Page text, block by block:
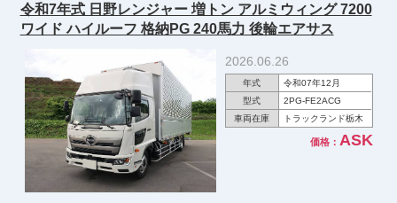
令和7年式 日野レンジャー 増トン アルミウィング 7200
ワイド ハイルーフ 格納PG 240馬力 後輪エアサス
2026.06.26
年式
令和07年12月
型式
2PG-FE2ACG
車両在庫
トラックランド栃木
価格： ASK